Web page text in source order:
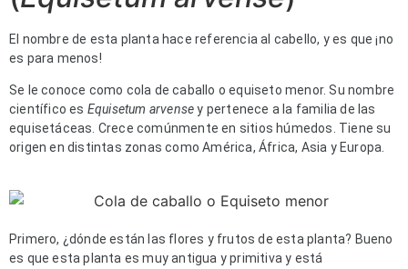
El nombre de esta planta hace referencia al cabello, y es que ¡no
es para menos!
Se le conoce como cola de caballo o equiseto menor. Su nombre
científico es Equisetum arvensey pertenece a la familia de las
equisetáceas. Crece comúnmente en sitios húmedos. Tiene su
origen en distintas zonas como América, África, Asia y Europa.
Primero, ¿dónde están las flores y frutos de esta planta? Bueno
es que esta planta es muy antigua y primitiva y está